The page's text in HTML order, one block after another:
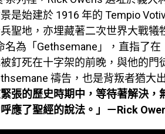
是始建於 1916 年的 Tempio
聖地，亦埋藏著二次世界大戰犧
名為「Gethsemane」，直指了
釘死在十字架的前晚，與他的門
禱告，也是背叛者猶大
緊張的歷史時期中，等待著解決
應了聖經的說法。」－Rick